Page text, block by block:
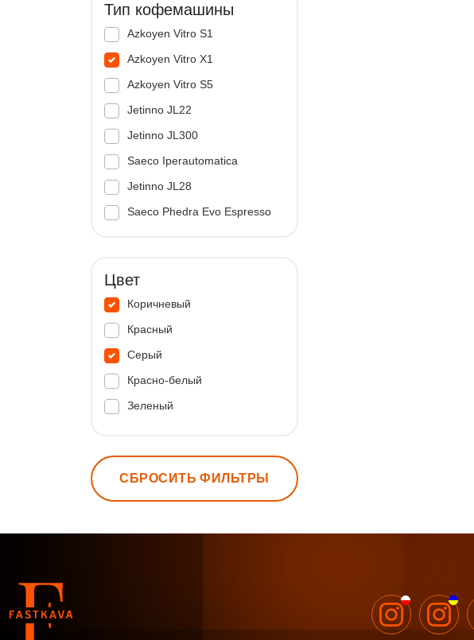
Тип кофемашины
Azkoyen Vitro S1
Azkoyen Vitro X1
Azkoyen Vitro S5
Jetinno JL22
Jetinno JL300
Saeco Iperautomatica
Jetinno JL28
Saeco Phedra Evo Espresso
Цвет
Коричневый
Красный
Серый
Красно-белый
Зеленый
СБРОСИТЬ ФИЛЬТРЫ